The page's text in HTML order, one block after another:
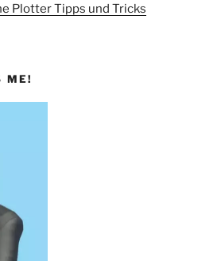
Plotter Tipps und Tricks
ME!